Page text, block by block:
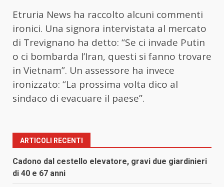
Etruria News ha raccolto alcuni commenti
ironici. Una signora intervistata al mercato
di Trevignano ha detto: “Se ci invade Putin
o ci bombarda l’Iran, questi si fanno trovare
in Vietnam”. Un assessore ha invece
ironizzato: “La prossima volta dico al
sindaco di evacuare il paese”.
ARTICOLI RECENTI
Cadono dal cestello elevatore, gravi due giardinieri
di 40 e 67 anni